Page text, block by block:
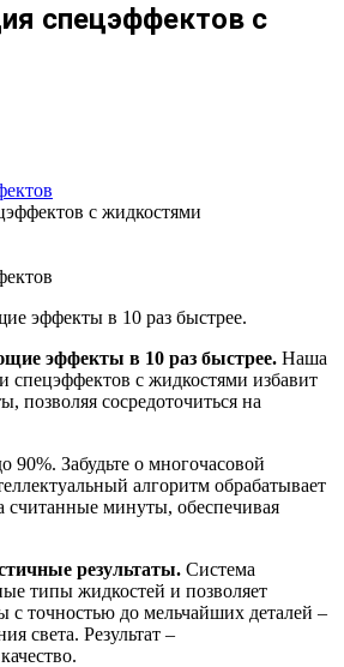
спецэффектов с
с жидкостями
эффекты в 10 раз быстрее.
эффекты в 10 раз быстрее. Наша
спецэффектов с жидкостями избавит
позволяя сосредоточиться на
90%. Забудьте о многочасовой
алгоритм обрабатывает
считанные минуты, обеспечивая
результаты. Система
типы жидкостей и позволяет
с точностью до мельчайших деталей –
света. Результат –